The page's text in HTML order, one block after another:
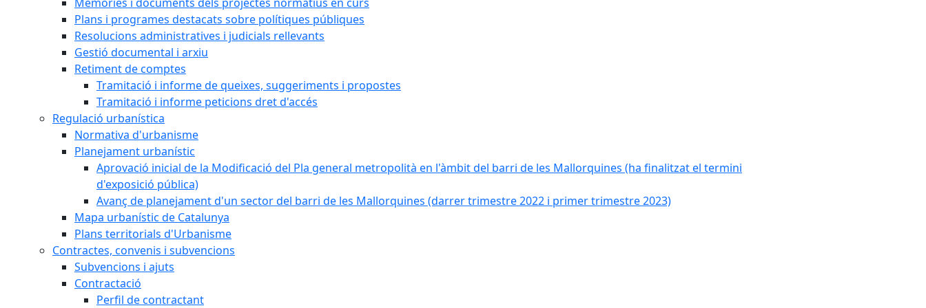
Plans i programes destacats sobre polítiques públiques
Resolucions administratives i judicials rellevants
Gestió documental i arxiu
Retiment de comptes
Tramitació i informe de queixes, suggeriments i propostes
Tramitació i informe peticions dret d'accés
Regulació urbanística
Normativa d'urbanisme
Planejament urbanístic
Aprovació inicial de la Modificació del Pla general metropolità en l'àmbit del barri de les Mallorquines (ha finalitzat el termini
d'exposició pública)
Avanç de planejament d'un sector del barri de les Mallorquines (darrer trimestre 2022 i primer trimestre 2023)
Mapa urbanístic de Catalunya
Plans territorials d'Urbanisme
Contractes, convenis i subvencions
Subvencions i ajuts
Contractació
Perfil de contractant